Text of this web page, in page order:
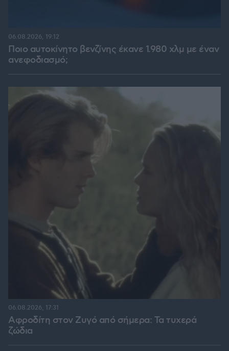
Ποιο αυτοκίνητο βενζίνης έκανε 1.980 χλμ με έναν
ανεφοδιασμό;
06.08.2026, 19:12
Αφροδίτη στον Ζυγό από σήμερα: Τα τυχερά
ζώδια
06.08.2026, 17:31